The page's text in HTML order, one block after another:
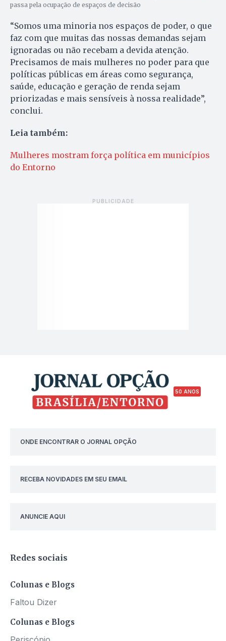
passa pela ocupação de espaços de decisão
“Somos uma minoria nos espaços de poder, o que
faz com que muitas das nossas demandas sejam
ignoradas ou não recebam a devida atenção.
Precisamos de mais mulheres no poder para que
políticas públicas em áreas como segurança,
saúde, educação e geração de renda sejam
priorizadas e mais sensíveis à nossa realidade”,
conclui.
Leia também:
Mulheres mostram força política em municípios
do Entorno
50 ANOS
ONDE ENCONTRAR O JORNAL OPÇÃO
RECEBA NOVIDADES EM SEU EMAIL
ANUNCIE AQUI
Redes sociais
Colunas e Blogs
Faltou Dizer
Colunas e Blogs